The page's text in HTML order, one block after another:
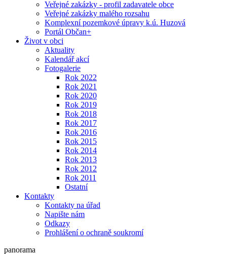
Veřejné zakázky - profil zadavatele obce
Veřejné zakázky malého rozsahu
Komplexní pozemkové úpravy k.ú. Huzová
Portál Občan+
Život v obci
Aktuality
Kalendář akcí
Fotogalerie
Rok 2022
Rok 2021
Rok 2020
Rok 2019
Rok 2018
Rok 2017
Rok 2016
Rok 2015
Rok 2014
Rok 2013
Rok 2012
Rok 2011
Ostatní
Kontakty
Kontakty na úřad
Napište nám
Odkazy
Prohlášení o ochraně soukromí
panorama